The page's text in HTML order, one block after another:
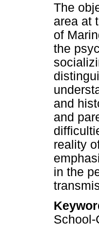
The
area at
of
the
and
and
reality
in the
School-